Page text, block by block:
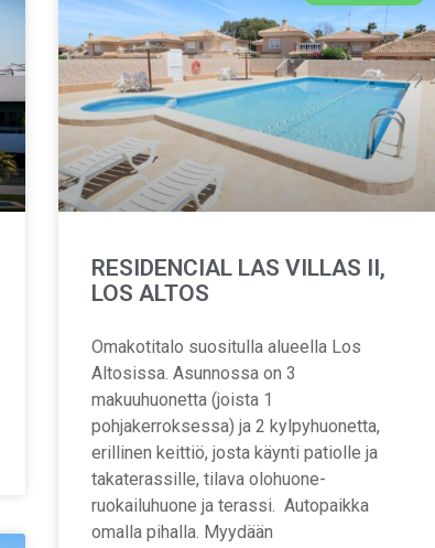
RESIDENCIAL LAS VILLAS II,
LOS ALTOS
Omakotitalo suositulla alueella Los
Altosissa. Asunnossa on 3
makuuhuonetta (joista 1
pohjakerroksessa) ja 2 kylpyhuonetta,
erillinen keittiö, josta käynti patiolle ja
takaterassille, tilava olohuone-
ruokailuhuone ja terassi. Autopaikka
omalla pihalla. Myydään